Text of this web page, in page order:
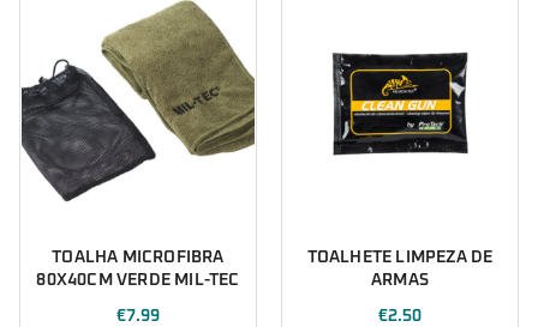
TOALHA MICROFIBRA
80X40CM VERDE MIL-TEC
€7.99
TOALHETE LIMPEZA DE
ARMAS
€2.50